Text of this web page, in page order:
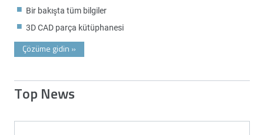
Bir bakışta tüm bilgiler
3D CAD parça kütüphanesi
Çözüme gidin »
Top News